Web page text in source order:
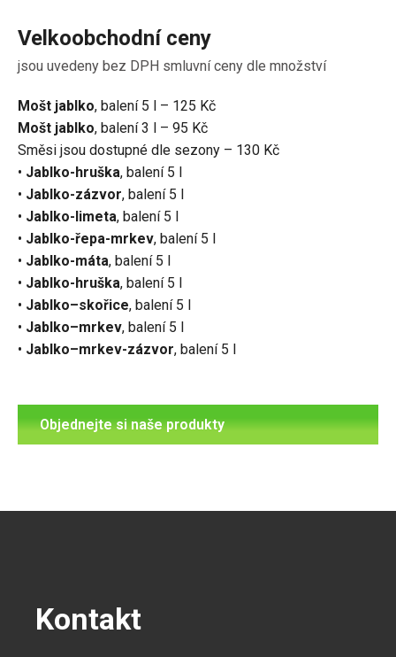
Velkoobchodní ceny
jsou uvedeny bez DPH smluvní ceny dle množství
Mošt jablko, balení 5 l – 125 Kč
Mošt jablko, balení 3 l – 95 Kč
Směsi jsou dostupné dle sezony – 130 Kč
• Jablko-hruška, balení 5 l
• Jablko-zázvor, balení 5 l
• Jablko-limeta, balení 5 l
• Jablko-řepa-mrkev, balení 5 l
• Jablko-máta, balení 5 l
• Jablko-hruška, balení 5 l
• Jablko–skořice, balení 5 l
• Jablko–mrkev, balení 5 l
• Jablko–mrkev-zázvor, balení 5 l
Objednejte si naše produkty
Kontakt